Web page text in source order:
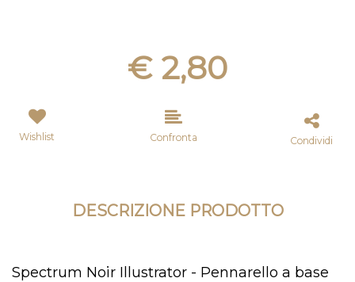
€ 2,80
Wishlist Confronta Condividi
DESCRIZIONE PRODOTTO
Spectrum Noir Illustrator - Pennarello a base